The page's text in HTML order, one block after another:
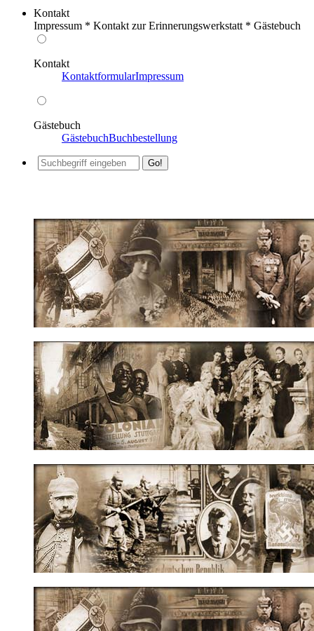
Kontakt
Impressum * Kontakt zur Erinnerungswerkstatt * Gästebuch
Kontakt
KontaktformularImpressum
Gästebuch
GästebuchBuchbestellung